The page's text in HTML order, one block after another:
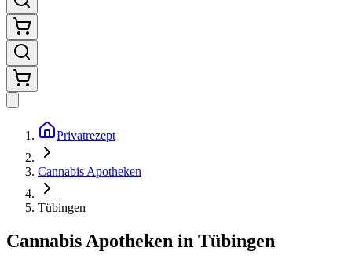
Privatrezept
Cannabis Apotheken
Tübingen
Cannabis Apotheken in Tübingen